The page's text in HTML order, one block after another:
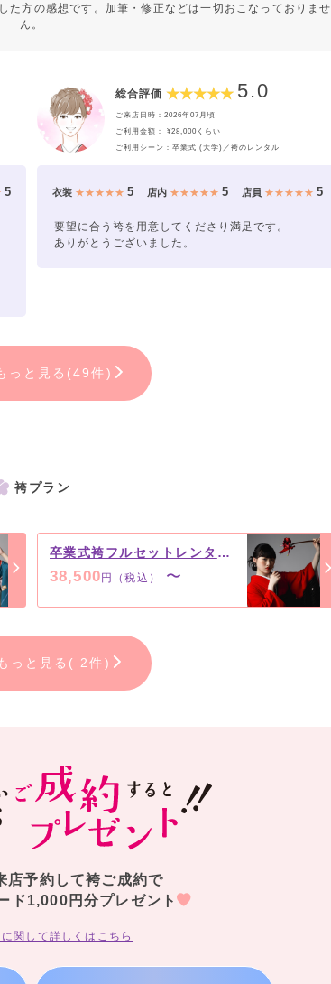
た方の感想です。加筆・修正などは一切おこなっておりませ
ん。
5
総合評価 5.0
ご来店日時：2026年07月頃
ご利用金額： ¥28,000くらい
ご利用シーン：卒業式 (大学)／袴のレンタル
衣装 ★★★★★5 店内 ★★★★★ 5 店員 ★★★★★ 5
要望に合う袴を用意してくださり満足です。
ありがとうございました。
っと見る(49件)
袴プラン
卒業式袴フルセットレンタルプラン
38,500円（税込） 〜
っと見る( 2件)
店予約して袴ご成約で
ド1,000円分プレゼント
関して詳しくはこちら